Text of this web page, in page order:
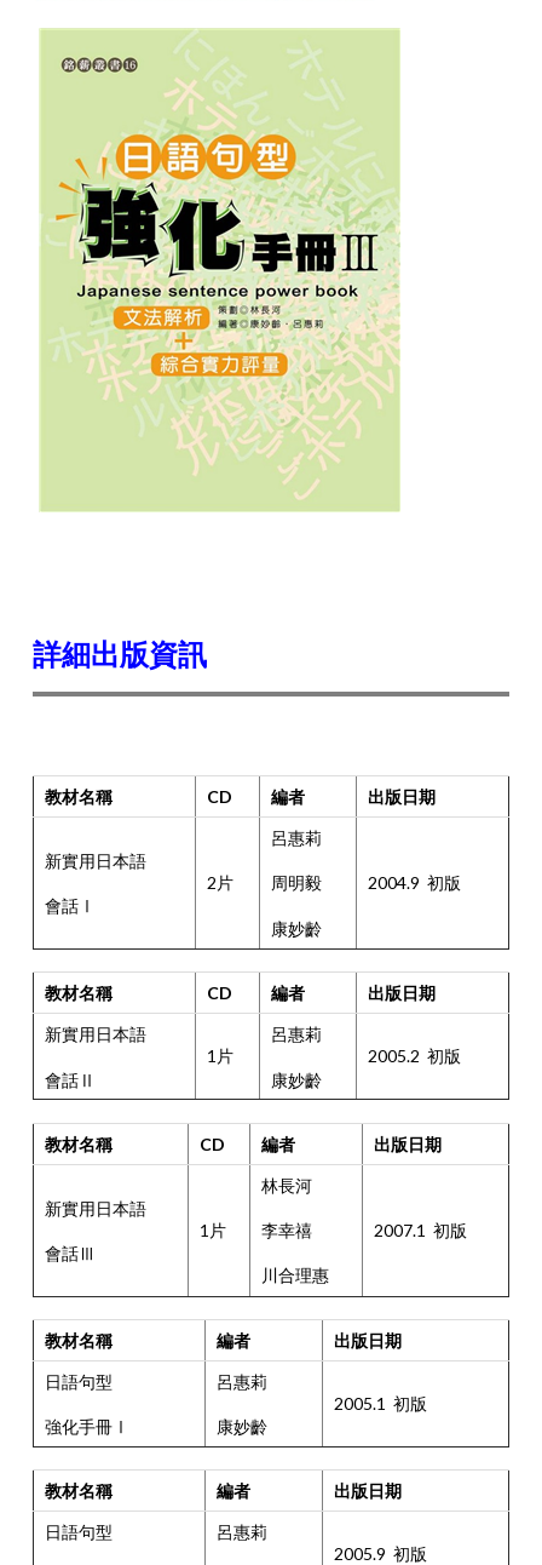
詳細出版資訊
教材名稱 CD 編者 出版日期
新實用日本語
會話Ⅰ
2片
呂惠莉
周明毅
康妙齡
2004.9 初版
教材名稱 CD 編者
出版日期
新實用日本語
會話Ⅱ
1片
呂惠莉
康妙齡
2005.2 初版
教材名稱 CD 編者 出版日期
新實用日本語
會話Ⅲ
1片
林長河
李幸禧
川合理惠
2007.1 初版
教材名稱 編者
出版日期
日語句型
強化手冊Ⅰ
呂惠莉
康妙齡
2005.1 初版
教材名稱 編者
出版日期
日語句型
呂惠莉
2005.9 初版